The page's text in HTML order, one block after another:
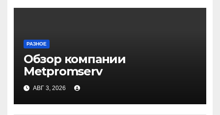
РАЗНОЕ
Обзор компании
Metpromserv
АВГ 3, 2026